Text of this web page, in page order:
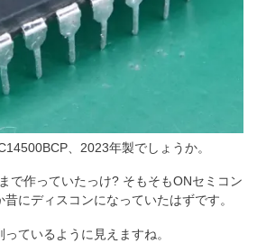
、2023年製でしょうか。
で作っていたっけ? そもそもONセミコン
にディスコンになっていたはずです。
ているように見えますね。